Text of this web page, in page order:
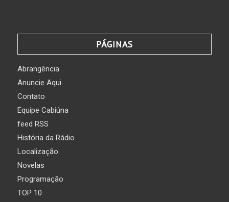
PÁGINAS
Abrangência
Anuncie Aqui
Contato
Equipe Cabiúna
feed RSS
História da Rádio
Localização
Novelas
Programação
TOP 10